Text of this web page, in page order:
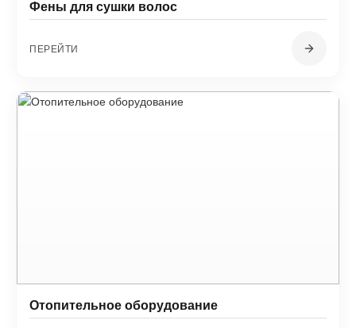
Фены для сушки волос
ПЕРЕЙТИ
Отопительное оборудование